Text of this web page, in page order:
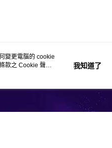
變更電腦的 cookie
款之 Cookie 聲明
我知道了